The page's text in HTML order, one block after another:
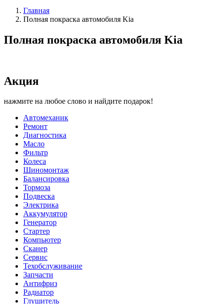
Главная
Полная покраска автомобиля Kia
Полная покраска автомобиля Kia
Акция
нажмите на любое слово и найдите подарок!
Автомеханик
Ремонт
Диагностика
Масло
Фильтр
Колеса
Шиномонтаж
Балансировка
Тормоза
Подвеска
Электрика
Аккумулятор
Генератор
Стартер
Компьютер
Сканер
Сервис
Техобслуживание
Запчасти
Антифриз
Радиатор
Глушитель